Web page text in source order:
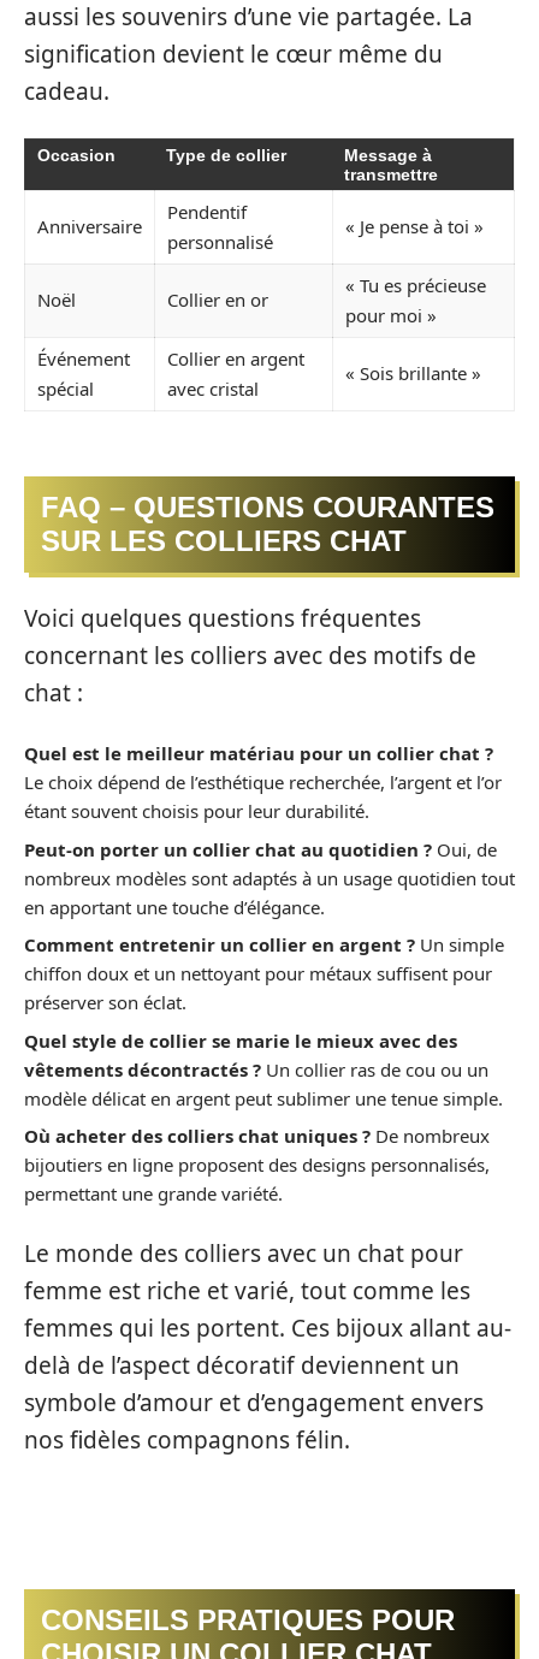
aussi les souvenirs d’une vie partagée. La
signification devient le cœur même du
cadeau.
Occasion Type de collier
Message à
transmettre
Anniversaire
Pendentif
personnalisé
« Je pense à toi »
Noël Collier en or
« Tu es précieuse
pour moi »
Événement
spécial
Collier en argent
avec cristal
« Sois brillante »
FAQ – QUESTIONS COURANTES
SUR LES COLLIERS CHAT
Voici quelques questions fréquentes
concernant les colliers avec des motifs de
chat :
Quel est le meilleur matériau pour un collier chat ?
Le choix dépend de l’esthétique recherchée, l’argent et l’or
étant souvent choisis pour leur durabilité.
Peut-on porter un collier chat au quotidien ? Oui, de
nombreux modèles sont adaptés à un usage quotidien tout
en apportant une touche d’élégance.
Comment entretenir un collier en argent ? Un simple
chiffon doux et un nettoyant pour métaux suffisent pour
préserver son éclat.
Quel style de collier se marie le mieux avec des
vêtements décontractés ? Un collier ras de cou ou un
modèle délicat en argent peut sublimer une tenue simple.
Où acheter des colliers chat uniques ? De nombreux
bijoutiers en ligne proposent des designs personnalisés,
permettant une grande variété.
Le monde des colliers avec un chat pour
femme est riche et varié, tout comme les
femmes qui les portent. Ces bijoux allant au-
delà de l’aspect décoratif deviennent un
symbole d’amour et d’engagement envers
nos fidèles compagnons félin.
CONSEILS PRATIQUES POUR